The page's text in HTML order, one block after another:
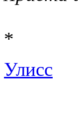
*
Улисс